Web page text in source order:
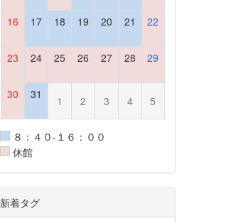
16 17 18 19 20 21 22
23 24 25 26 27 28 29
30 31 1 2 3 4 5
８：４０-１６：００
休館
新着タグ